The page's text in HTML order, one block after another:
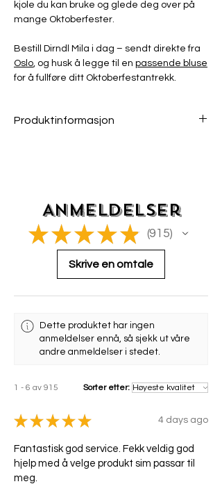
kjole du kan bruke og glede deg over på
mange Oktoberfester.
Bestill Dirndl Mila i dag – sendt direkte fra
Oslo, og husk å legge til en passende bluse
for å fullføre ditt Oktoberfestantrekk.
Produktinformasjon
30 grader
Sjekk størrelsesguiden for eksakte mål!
Du har 14 dagers retur- og bytterett om
varen er i sin opprinnelige stand og ubrukt.
Anmeldelser
★ ★ ★ ★ ★ 915
915
Skrive en omtale
Dette produktet har ingen
anmeldelser ennå, så sjekk ut våre
andre anmeldelser i stedet.
1 - 6 av 915 Sorter etter:
★ ★ ★ ★ ★ 4 days ago
Fantastisk god service. Fekk veldig god
hjelp med å velge produkt sim passar til
meg.